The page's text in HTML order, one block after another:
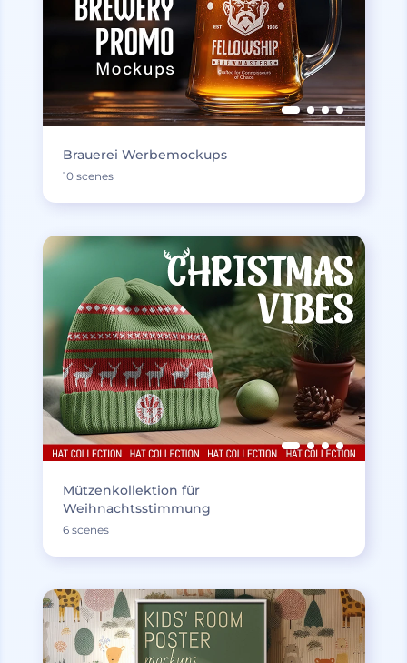
Brauerei Werbemockups
10 scenes
Mützenkollektion für
Weihnachtsstimmung
6 scenes